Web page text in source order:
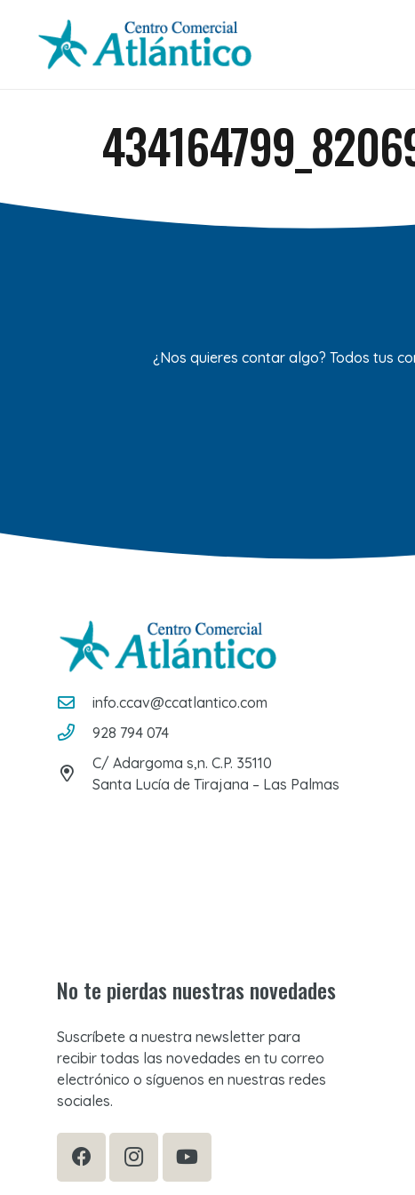
¿Nos quieres contar algo? Todos tus
info.ccav@ccatlantico.com
928 794 074
C/ Adargoma s,n. C.P. 35110
Santa Lucía de Tirajana – Las Palmas
No te pierdas nuestras novedades
Suscríbete a nuestra newsletter para
recibir todas las novedades en tu correo
electrónico o síguenos en nuestras redes
sociales.